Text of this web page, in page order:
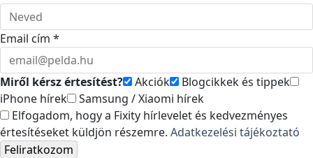
Email cím *
Miről kérsz értesítést? Akciók
Blogcikkek és tippek
iPhone hírek
Samsung / Xiaomi hírek
Elfogadom, hogy a Fixity hírlevelet és kedvezményes
értesítéseket küldjön részemre. Adatkezelési tájékoztató
Feliratkozom